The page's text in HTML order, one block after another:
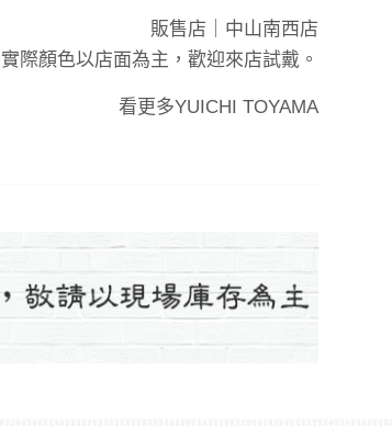
販售店｜ 中山南西店
實際顏色以店面為主，歡迎來店試戴。
看更多YUICHI TOYAMA